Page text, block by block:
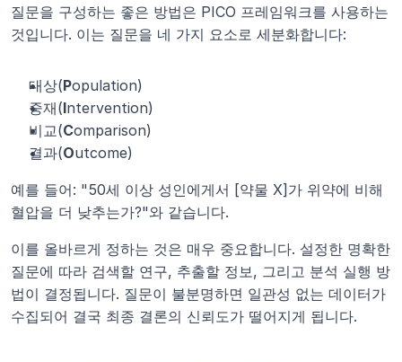
질문을 구성하는 좋은 방법은 PICO 프레임워크를 사용하는
것입니다. 이는 질문을 네 가지 요소로 세분화합니다:
대상(Population)
중재(Intervention)
비교(Comparison)
결과(Outcome)
예를 들어: "50세 이상 성인에게서 [약물 X]가 위약에 비해
혈압을 더 낮추는가?"와 같습니다.
이를 올바르게 정하는 것은 매우 중요합니다. 설정한 명확한
질문에 따라 검색할 연구, 추출할 정보, 그리고 분석 실행 방
법이 결정됩니다. 질문이 불분명하면 일관성 없는 데이터가
수집되어 결국 최종 결론의 신뢰도가 떨어지게 됩니다.